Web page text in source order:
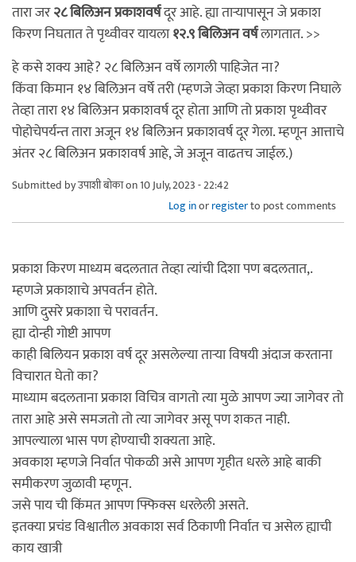
तारा जर२८ बिलिअन प्रकाशवर्षदूर आहे. ह्या ताऱ्यापासून जे प्रकाश
किरण निघतात ते पृथ्वीवर यायला१२.९ बिलिअन वर्षलागतात. >>
हे कसे शक्य आहे? २८ बिलिअन वर्षे लागली पाहिजेत ना?
किंवा किमान १४ बिलिअन वर्षे तरी (म्हणजे जेव्हा प्रकाश किरण निघाले
तेव्हा तारा १४ बिलिअन प्रकाशवर्ष दूर होता आणि तो प्रकाश पृथ्वीवर
पोहोचेपर्यन्त तारा अजून १४ बिलिअन प्रकाशवर्ष दूर गेला. म्हणून आत्ताचे
अंतर २८ बिलिअन प्रकाशवर्ष आहे, जे अजून वाढतच जाईल.)
Submitted byउपाशी बोकाon 10 July, 2023 - 22:42
Log inorregisterto post comments
प्रकाश किरण माध्यम बदलतात तेव्हा त्यांची दिशा पण बदलतात,.
म्हणजे प्रकाशाचे अपवर्तन होते.
आणि दुसरे प्रकाशा चे परावर्तन.
ह्या दोन्ही गोष्टी आपण
काही बिलियन प्रकाश वर्ष दूर असलेल्या ताऱ्या विषयी अंदाज करताना
विचारात घेतो का?
माध्याम बदलताना प्रकाश विचित्र वागतो त्या मुळे आपण ज्या जागेवर तो
तारा आहे असे समजतो तो त्या जागेवर असू पण शकत नाही.
आपल्याला भास पण होण्याची शक्यता आहे.
अवकाश म्हणजे निर्वात पोकळी असे आपण गृहीत धरले आहे बाकी
समीकरण जुळावी म्हणून.
जसे पाय ची किंमत आपण फ्फिक्स धरलेली असते.
इतक्या प्रचंड विश्वातील अवकाश सर्व ठिकाणी निर्वात च असेल ह्याची
काय खात्री